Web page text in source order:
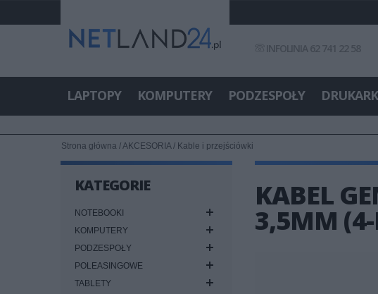
INFOLINIA 62 741 22 58
LAPTOPY KOMPUTERY PODZESPOŁY
Strona główna /AKCESORIA/ Kable i przejściówki
KATEGORIE
NOTEBOOKI
KOMPUTERY
PODZESPOŁY
POLEASINGOWE
TABLETY
KABEL
3,5MM